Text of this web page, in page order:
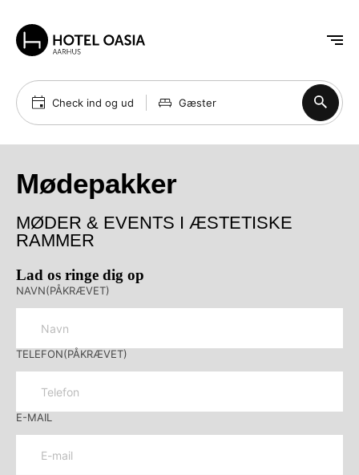
Check ind og ud Gæster
Mødepakker
MØDER & EVENTS I ÆSTETISKE
RAMMER
Lad os ringe dig op
NAVN(PÅKRÆVET)
TELEFON(PÅKRÆVET)
E-MAIL